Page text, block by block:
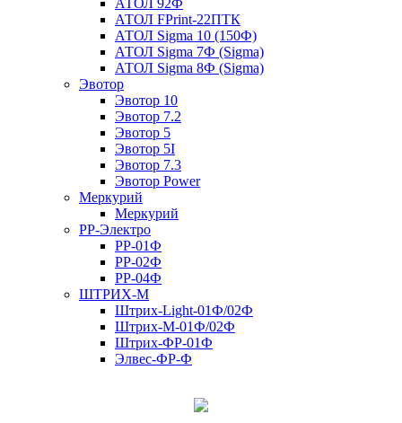
АТОЛ FPrint-22ПТК
АТОЛ Sigma 10 (150Ф)
АТОЛ Sigma 7Ф (Sigma)
АТОЛ Sigma 8Ф (Sigma)
Эвотор
Эвотор 10
Эвотор 7.2
Эвотор 5
Эвотор 5I
Эвотор 7.3
Эвотор Power
Меркурий
Меркурий
РР-Электро
РР-01Ф
РР-02Ф
РР-04Ф
ШТРИХ-М
Штрих-Light-01Ф/02Ф
Штрих-М-01Ф/02Ф
Штрих-ФР-01Ф
Элвес-ФР-Ф